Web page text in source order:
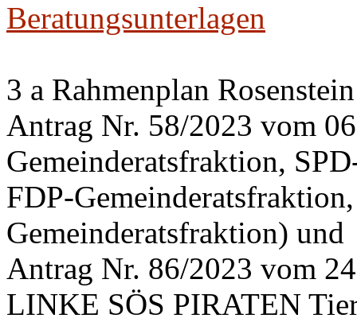
Beratungsunterlagen
3 a Rahmenplan Rosenstein
Antrag Nr. 58/2023 vom
Gemeinderatsfraktion,
FDP-
Gemeinderatsfraktion) und
Antrag Nr. 86/2023 vom
LINKE SÖS PIRATEN